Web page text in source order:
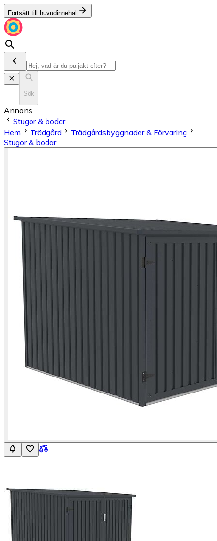
Fortsätt till huvudinnehåll
Sök
Annons
Stugor & bodar
Hem
Trädgård
Trädgårdsbyggnader & Förvaring
Stugor & bodar